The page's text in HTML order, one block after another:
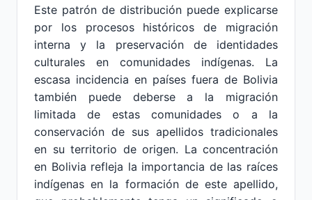
Este patrón de distribución puede explicarse
por los procesos históricos de migración
interna y la preservación de identidades
culturales en comunidades indígenas. La
escasa incidencia en países fuera de Bolivia
también puede deberse a la migración
limitada de estas comunidades o a la
conservación de sus apellidos tradicionales
en su territorio de origen. La concentración
en Bolivia refleja la importancia de las raíces
indígenas en la formación de este apellido,